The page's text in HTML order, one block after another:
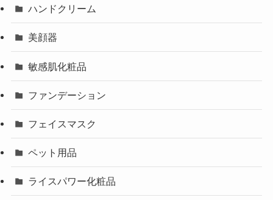
ハンドクリーム
美顔器
敏感肌化粧品
ファンデーション
フェイスマスク
ペット用品
ライスパワー化粧品